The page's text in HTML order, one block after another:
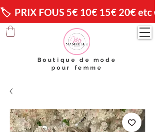
🏷️  PRIX FOUS 5€ 10€ 15€ 20€ etc
Boutique de mode
pour femme